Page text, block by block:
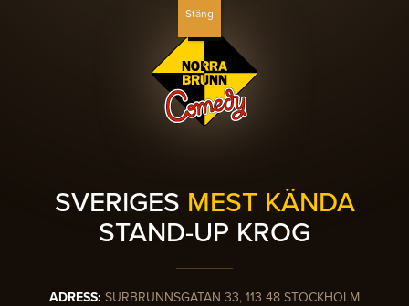
SVERIGES MEST KÄNDA
STAND-UP KROG
ADRESS: SURBRUNNSGATAN 33, 113 48 STOCKHOLM